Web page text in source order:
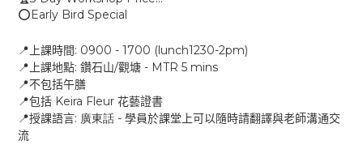
⭕️Early Bird Special
📍 上課時間 : 0900 - 1700 (lunch1230-2pm)
📍 上課地點: 鑽石山/觀塘 - MTR 5 mins
📍不包括午膳
📍包括 Keira Fleur 花藝證書
📍授課語言: 廣東話 - 學員於課堂上可以隨時請翻譯與老師溝通交
流